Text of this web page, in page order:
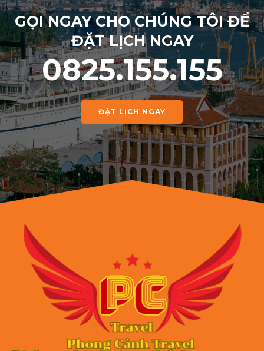
GỌI NGAY CHO CHÚNG TÔI ĐỂ
ĐẶT LỊCH NGAY
0825.155.155
ĐẶT LỊCH NGAY